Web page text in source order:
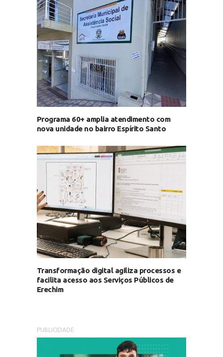
Programa 60+ amplia atendimento com
nova unidade no bairro Espírito Santo
Transformação digital agiliza processos e
facilita acesso aos Serviços Públicos de
Erechim
PUBLICIDADE